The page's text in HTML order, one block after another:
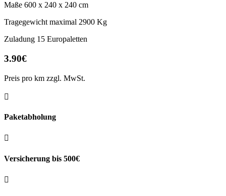
Maße 600 x 240 x 240 cm
Tragegewicht maximal 2900 Kg
Zuladung 15 Europaletten
3.90€
Preis pro km zzgl. MwSt.

Paketabholung

Versicherung bis 500€
